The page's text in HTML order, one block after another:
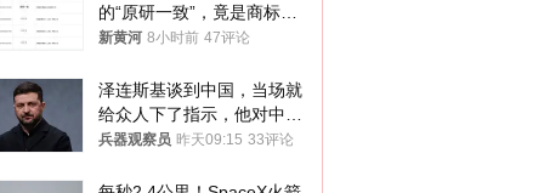
的“原研一致”，竟是商标！
律师：极易误导消费者；网
新黄河 8小时前 47评论
泽连斯基谈到中国，当场就
给众人下了指示，他对中国
和中乌关系，显然又有了新
兵器观察员 昨天09:15 33评论